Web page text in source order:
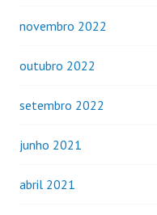
novembro 2022
outubro 2022
setembro 2022
junho 2021
abril 2021